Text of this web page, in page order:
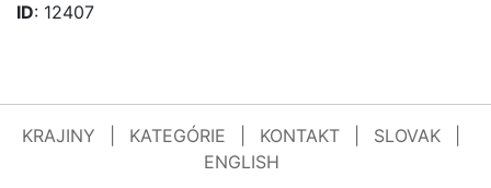
ID: 12407
KRAJINY KATEGÓRIE KONTAKT SLOVAK
ENGLISH